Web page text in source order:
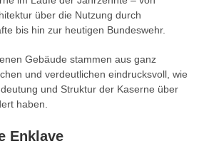
über die Nutzung durch
bis hin zur heutigen Bundeswehr.
Gebäude stammen aus ganz
und verdeutlichen eindrucksvoll, wie
und Struktur der Kaserne über
haben.
Enklave